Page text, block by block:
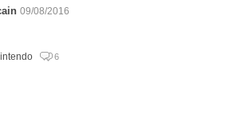
09/08/2016
6